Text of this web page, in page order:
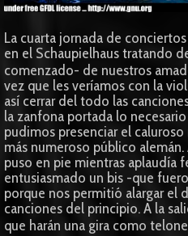
La cuarta jornada de
en el Schaupielhaus tratando
comenzado- de nuestros
vez que les veríamos con la
así cerrar del todo las
la zanfona portada lo
pudimos presenciar el
más numeroso público
puso en pie mientras aplaudía
entusiasmado un bis -que
porque nos permitió alargar el
canciones del principio. A la
que harán una gira como